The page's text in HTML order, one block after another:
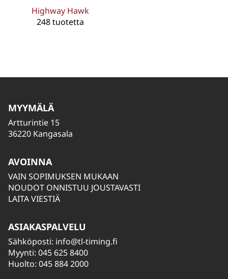
Highway Hawk
248 tuotetta
MYYMÄLÄ
Artturintie 15
36220 Kangasala
AVOINNA
VAIN SOPIMUKSEN MUKAAN
NOUDOT ONNISTUU JOUSTAVASTI
LAITA VIESTIÄ
ASIAKASPALVELU
Sähköposti: info@tl-timing.fi
Myynti: 045 625 8400
Huolto: 045 884 2000